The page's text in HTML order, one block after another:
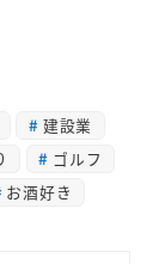
建設業
ゴルフ
お酒好き